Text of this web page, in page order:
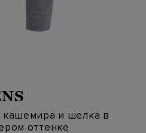
и шелка в
оттенке